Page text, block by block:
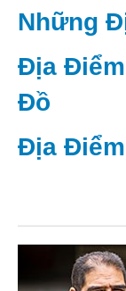
Những
Địa Điểm
Đồ
Địa